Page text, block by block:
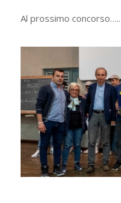
Al prossimo concorso…..